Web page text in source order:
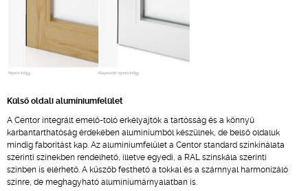
Külső oldali alumíniumfelület
A Centor integrált emelő-toló erkélyajtók a tartósság és a könnyű
karbantarthatóság érdekében alumíniumból készülnek, de belső oldaluk
mindig faborítást kap. Az alumíniumfelület a Centor standard színkínálata
szerinti színekben rendelhető, illetve egyedi, a RAL színskála szerinti
színben is elérhető. A küszöb festhető a tokkal és a szárnnyal harmonizáló
színre, de meghagyható alumíniumárnyalatban is.